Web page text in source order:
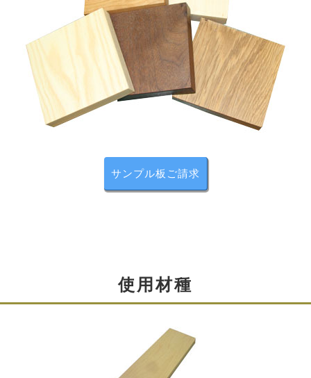
圧迫感のない厚さ
20mmの天板は圧迫感を感じさせない厚みなので、テレビ
前に置いても自然に溶け込みます。
また天板下のスペースも余裕があるので足を入れても窮
屈に感じません。
安定感ある脚部
サンプル板ご請求
使用材種